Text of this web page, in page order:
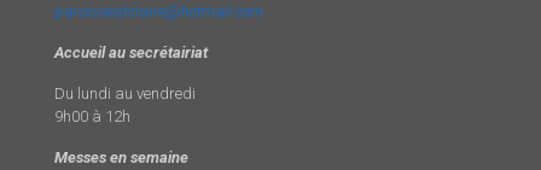
paroissestclaire@hotmail.com
Accueil au secrétairiat
Du lundi au vendredi
9h00 à 12h
Messes en semaine